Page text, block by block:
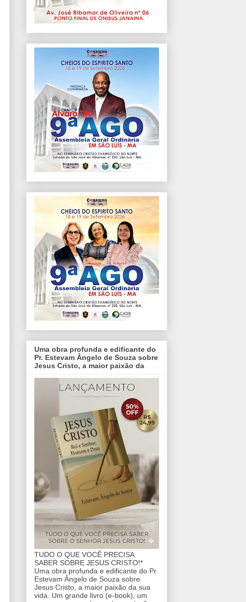
Uma obra profunda e edificante do
Pr. Estevam Ângelo de Souza sobre
Jesus Cristo, a maior paixão da
TUDO O QUE VOCÊ PRECISA
SABER SOBRE JESUS CRISTO!*
Uma obra profunda e edificante do Pr.
Estevam Ângelo de Souza sobre
Jesus Cristo, a maior paixão da sua
vida. Um grande livro (e-book), um